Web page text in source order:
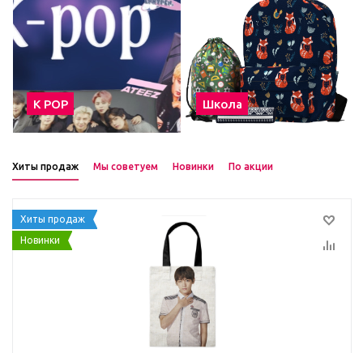
К POP Школа
Хиты продаж Мы советуем Новинки По акции
Хиты продаж
Новинки